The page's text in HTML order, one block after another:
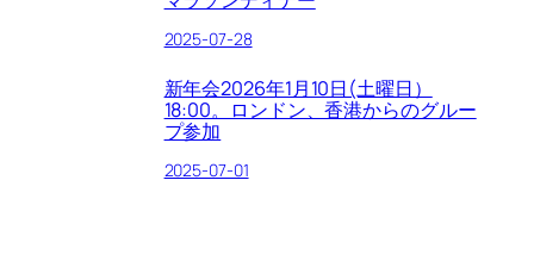
2025-07-28
新年会2026年1月10日(土曜日）
18:00。ロンドン、香港からのグルー
プ参加
2025-07-01